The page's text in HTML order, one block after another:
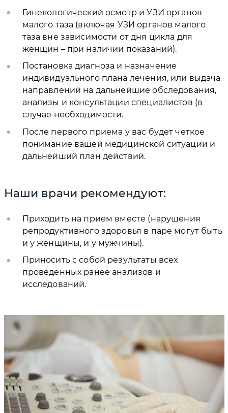
Гинекологический осмотр и УЗИ органов
малого таза (включая УЗИ органов малого
таза вне зависимости от дня цикла для
женщин – при наличии показаний).
Постановка диагноза и назначение
индивидуального плана лечения, или выдача
направлений на дальнейшие обследования,
анализы и консультации специалистов (в
случае необходимости.
После первого приема у вас будет четкое
понимание вашей медицинской ситуации и
дальнейший план действий.
Наши врачи рекомендуют:
Приходить на прием вместе (нарушения
репродуктивного здоровья в паре могут быть
и у женщины, и у мужчины).
Приносить с собой результаты всех
проведенных ранее анализов и
исследований.